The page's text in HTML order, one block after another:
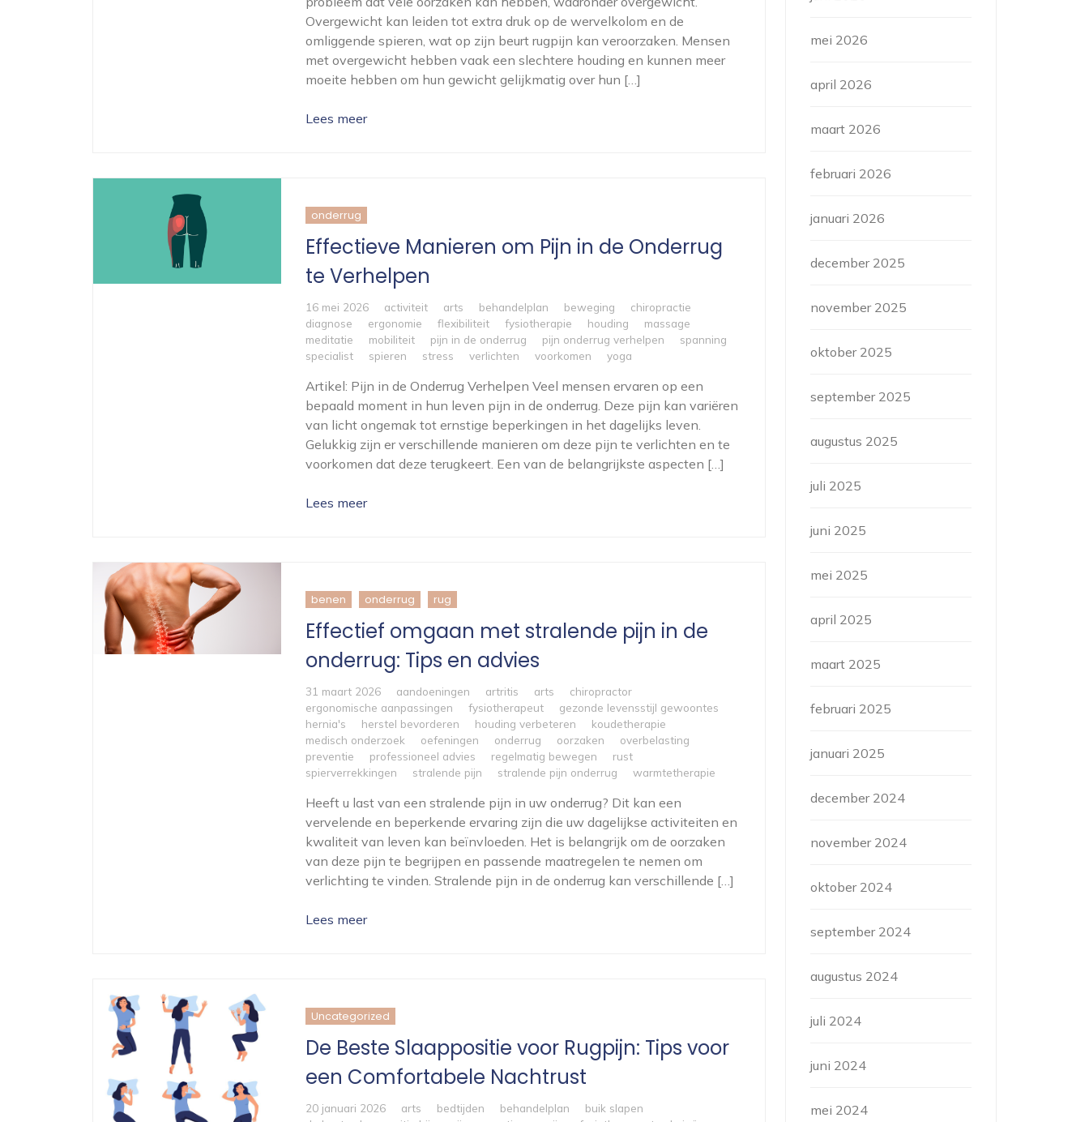
Overgewicht kan leiden tot extra druk op de wervelkolom en de
omliggende spieren, wat op zijn beurt rugpijn kan veroorzaken. Mensen
met overgewicht hebben vaak een slechtere houding en kunnen meer
moeite hebben om hun gewicht gelijkmatig over hun […]
Lees meer
onderrug
Effectieve Manieren om Pijn in de Onderrug
te Verhelpen
16 mei 2026 activiteit arts behandelplan beweging
chiropractie
diagnose
ergonomie flexibiliteit fysiotherapie houding
massage
meditatie
mobiliteit pijn in de onderrug pijn onderrug verhelpen
spanning
specialist
spieren stress verlichten voorkomen yoga
Artikel: Pijn in de Onderrug Verhelpen Veel mensen ervaren op een
bepaald moment in hun leven pijn in de onderrug. Deze pijn kan variëren
van licht ongemak tot ernstige beperkingen in het dagelijks leven.
Gelukkig zijn er verschillende manieren om deze pijn te verlichten en te
voorkomen dat deze terugkeert. Een van de belangrijkste aspecten […]
Lees meer
benen onderrug rug
Effectief omgaan met stralende pijn in de
onderrug: Tips en advies
31 maart 2026 aandoeningen artritis arts
chiropractor
ergonomische aanpassingen
fysiotherapeut
gezonde levensstijl gewoontes
hernia's
herstel bevorderen houding verbeteren
koudetherapie
medisch onderzoek
oefeningen onderrug oorzaken
overbelasting
preventie
professioneel advies regelmatig bewegen
rust
spierverrekkingen
stralende pijn stralende pijn onderrug warmtetherapie
Heeft u last van een stralende pijn in uw onderrug? Dit kan een
vervelende en beperkende ervaring zijn die uw dagelijkse activiteiten en
kwaliteit van leven kan beïnvloeden. Het is belangrijk om de oorzaken
van deze pijn te begrijpen en passende maatregelen te nemen om
verlichting te vinden. Stralende pijn in de onderrug kan verschillende […]
Lees meer
Uncategorized
De Beste Slaappositie voor Rugpijn: Tips voor
een Comfortabele Nachtrust
20 januari 2026 arts bedtijden behandelplan
buik slapen
mei 2026
april 2026
maart 2026
februari 2026
januari 2026
december 2025
november 2025
oktober 2025
september 2025
augustus 2025
juli 2025
juni 2025
mei 2025
april 2025
maart 2025
februari 2025
januari 2025
december 2024
november 2024
oktober 2024
september 2024
augustus 2024
juli 2024
juni 2024
mei 2024